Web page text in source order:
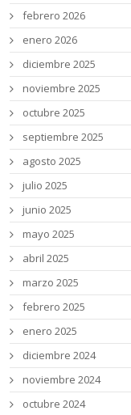
febrero 2026
enero 2026
diciembre 2025
noviembre 2025
octubre 2025
septiembre 2025
agosto 2025
julio 2025
junio 2025
mayo 2025
abril 2025
marzo 2025
febrero 2025
enero 2025
diciembre 2024
noviembre 2024
octubre 2024